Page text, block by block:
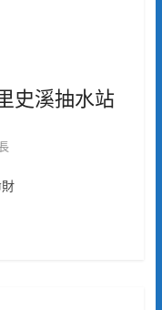
史溪抽水站